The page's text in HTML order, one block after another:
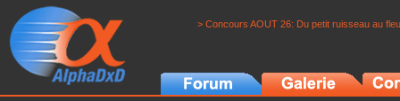
> Concours AOUT 26: Du petit ruisseau au